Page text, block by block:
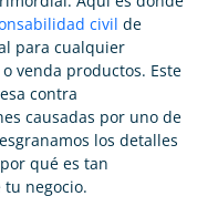
civil de
para cualquier
venda productos. Este
contra
causadas por uno de
los detalles
qué es tan
negocio.